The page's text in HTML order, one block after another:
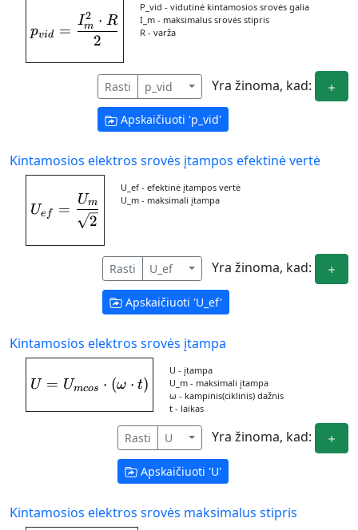
p_{vid} = \frac{I_{m}^{2}\cdot R}{2}
pvid =
2
Im
2 ⋅ R
P_vid - vidutinė kintamosios srovės galia
I_m - maksimalus srovės stipris
R - varža
Rasti p_vid Yra žinoma, kad:
Apskaičiuoti 'p_vid'
Kintamosios elektros srovės įtampos efektinė vertė
U_{ef} = \frac{U_{m}}{\sqrt {2}}
Ue f =
2
Um
U_ef - efektinė įtampos vertė
U_m - maksimali įtampa
Rasti U_ef Yra žinoma, kad:
Apskaičiuoti 'U_ef'
Kintamosios elektros srovės įtampa
U = U_{mcos}\cdot (\omega\cdot t)
U = Umcos ⋅ (ω ⋅ t)
U - įtampa
U_m - maksimali įtampa
ω - kampinis(ciklinis) dažnis
t - laikas
Rasti U Yra žinoma, kad:
Apskaičiuoti 'U'
Kintamosios elektros srovės maksimalus stipris